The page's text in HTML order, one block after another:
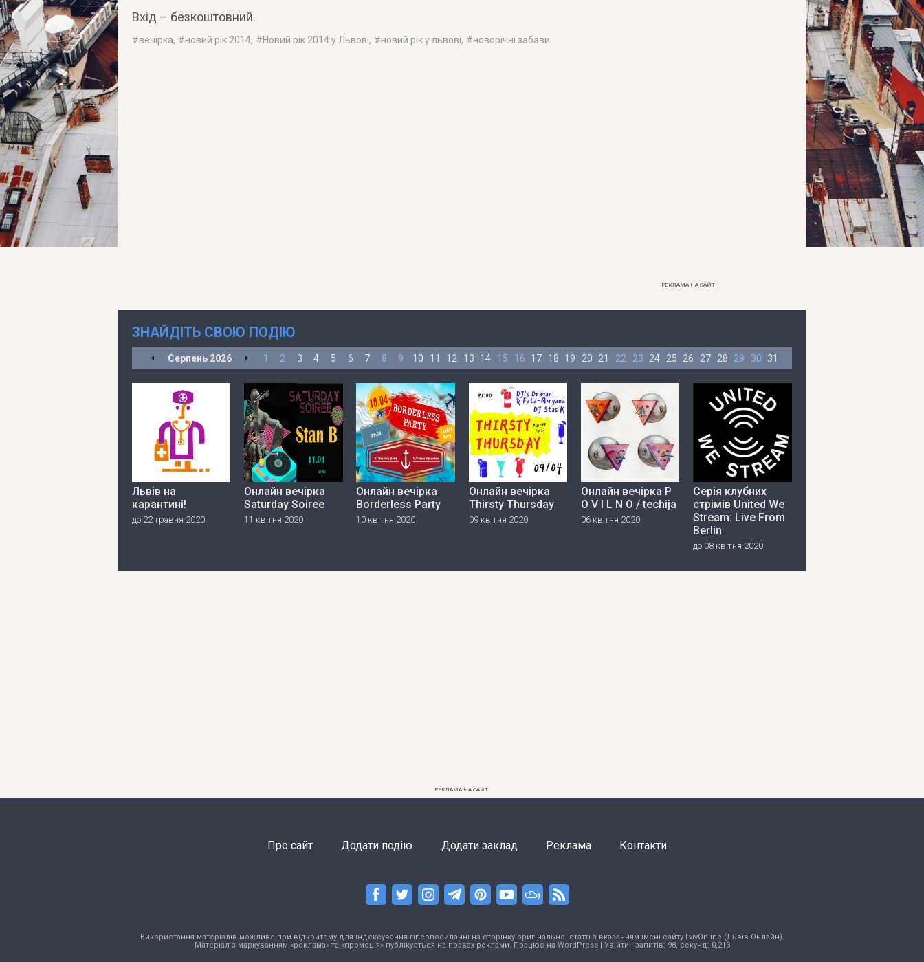
Вхід – безкоштовний.
#вечірка, #новий рік 2014, #Новий рік 2014 у Львові, #новий рік у львові, #новорічні забави
РЕКЛАМА НА САЙТІ
ЗНАЙДІТЬ СВОЮ ПОДІЮ
Серпень 2026 1 2 3 4 5 6 7 8 9 10 11 12 13 14 15 16 17 18 19 20 21 22 23 24 25 26 27 28 29 30 31
Львів на
карантині!
до 22 травня 2020
Онлайн вечірка
Saturday Soiree
11 квітня 2020
Онлайн вечірка
Borderless Party
10 квітня 2020
Онлайн вечірка
Thirsty Thursday
09 квітня 2020
Онлайн вечірка P
O V I L N O / techija
06 квітня 2020
Серія клубних
стрімів United We
Stream: Live From
Berlin
до 08 квітня 2020
РЕКЛАМА НА САЙТІ
Про сайт Додати подію Додати заклад Реклама Контакти
Використання матеріалів можливе при відкритому для індексування гіперпосиланні на сторінку оригінальної статті з вказанням імені сайту LvivOnline (Львів Онлайн).
Матеріал з маркуванням «реклама» та «промоція» публікується на правах реклами. Працює на WordPress| Увійти | запитів: 98, секунд: 0,213